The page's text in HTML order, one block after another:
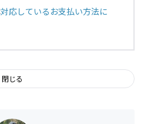
対応しているお支払い方法に
閉じる